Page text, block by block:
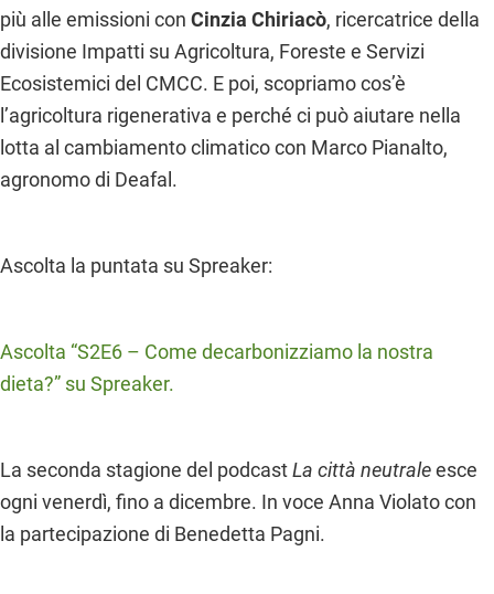
più alle emissioni con Cinzia Chiriacò, ricercatrice della
divisione Impatti su Agricoltura, Foreste e Servizi
Ecosistemici del CMCC. E poi, scopriamo cos’è
l’agricoltura rigenerativa e perché ci può aiutare nella
lotta al cambiamento climatico con Marco Pianalto,
agronomo di Deafal.
Ascolta la puntata su Spreaker:
Ascolta “S2E6 – Come decarbonizziamo la nostra
dieta?” su Spreaker.
La seconda stagione del podcastLa città neutraleesce
ogni venerdì, fino a dicembre. In voce Anna Violato con
la partecipazione di Benedetta Pagni.